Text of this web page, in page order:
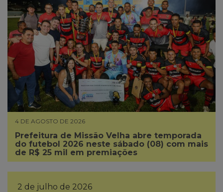
4 DE AGOSTO DE 2026
Prefeitura de Missão Velha abre temporada
do futebol 2026 neste sábado (08) com mais
de R$ 25 mil em premiações
2 de julho de 2026